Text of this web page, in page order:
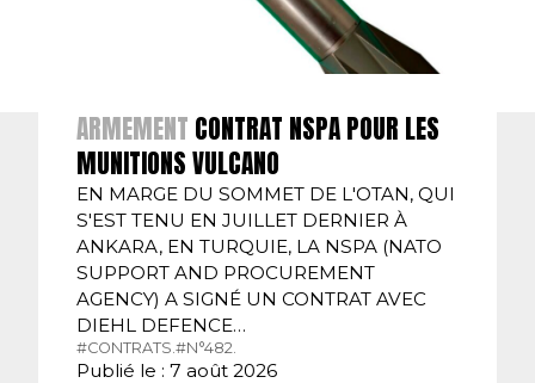
ARMEMENT CONTRAT NSPA POUR LES
MUNITIONS VULCANO
EN MARGE DU SOMMET DE L'OTAN, QUI
S'EST TENU EN JUILLET DERNIER À
ANKARA, EN TURQUIE, LA NSPA (NATO
SUPPORT AND PROCUREMENT
AGENCY) A SIGNÉ UN CONTRAT AVEC
DIEHL DEFENCE…
#CONTRATS. #N°482.
Publié le : 7 août 2026